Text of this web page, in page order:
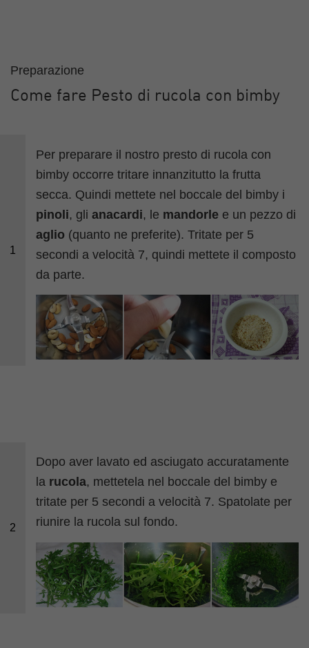
Preparazione
Come fare Pesto di rucola con bimby
1
Per preparare il nostro presto di rucola con
bimby occorre tritare innanzitutto la frutta
secca. Quindi mettete nel boccale del bimby i
pinoli, glianacardi, le mandorle e un pezzo di
aglio (quanto ne preferite). Tritate per 5
secondi a velocità 7, quindi mettete il composto
da parte.
2
Dopo aver lavato ed asciugato accuratamente
la rucola, mettetela nel boccale del bimby e
tritate per 5 secondi a velocità 7. Spatolate per
riunire la rucola sul fondo.